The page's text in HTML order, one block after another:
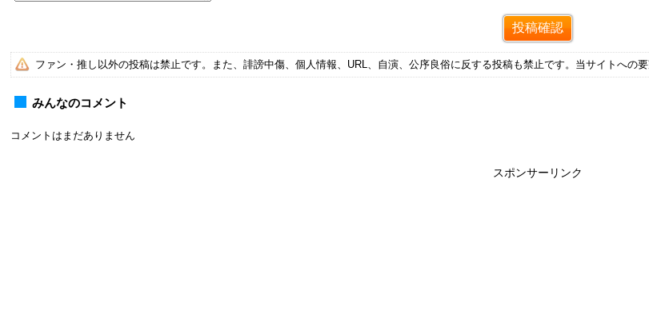
ファン・推し以外の投稿は禁止です。また、誹謗中傷、個人情報、URL、自演、公序良俗に反する投稿も禁止です。当サイトへの
みんなのコメント
コメントはまだありません
スポンサーリンク